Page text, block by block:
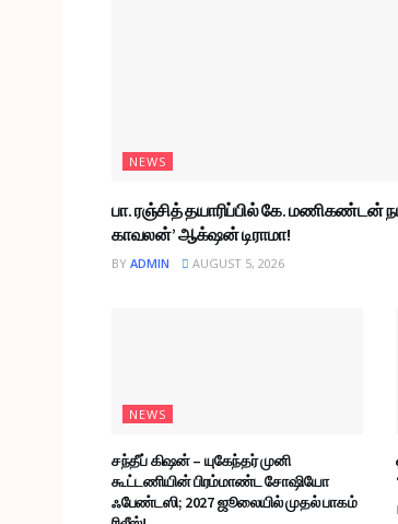
NEWS
பா. ரஞ்சித் தயாரிப்பில் கே. மணிகண்டன்
காவலன்’ ஆக்‌ஷன் டிராமா!
BY ADMIN AUGUST 5, 2026
NEWS
சந்தீப் கிஷன் – யுகேந்தர் முனி
கூட்டணியின் பிரம்மாண்ட சோஷியோ
ஃபேண்டஸி; 2027 ஜூலையில் முதல் பாகம்